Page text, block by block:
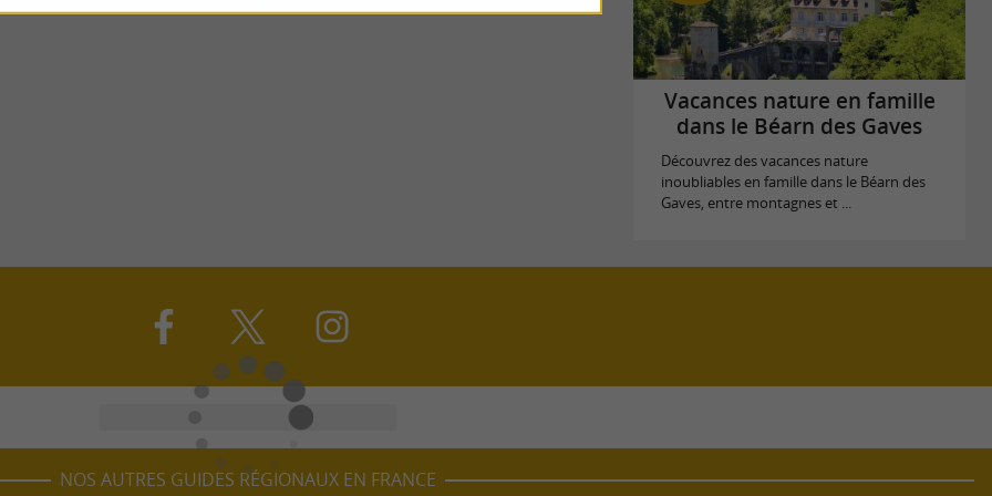
Vacances nature en famille
dans le Béarn des Gaves
Découvrez des vacances nature
inoubliables en famille dans le Béarn des
Gaves, entre montagnes et ...
NOS AUTRES GUIDES RÉGIONAUX EN FRANCE